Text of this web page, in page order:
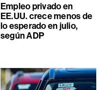
Empleo privado en
EE.UU. crece menos de
lo esperado en julio,
según ADP